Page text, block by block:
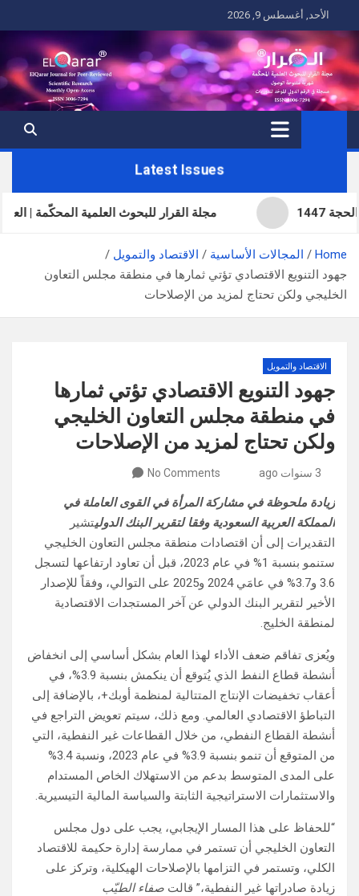
to
content
الأحد, أغسطس 9, 2026
Latest Issues
مجلة القرار للبحوث العلمية المحكّمة | العدد
Home المجالات الأساسية
الاقتصاد والتمويل
جهود التنويع الاقتصادي تؤتي ثمارها في منطقة مجلس التعاون
الخليجي ولكن تحتاج لمزيد من الإصلاحات
الاقتصاد والتمويل
جهود التنويع الاقتصادي تؤتي ثمارها
في منطقة مجلس التعاون الخليجي
ولكن تحتاج لمزيد من الإصلاحات
3 سنوات ago No Comments
زيادة ملحوظة في مشاركة المرأة في القوى العاملة في
المملكة العربية السعودية وفقا لتقرير البنك الدوليتشير
التقديرات إلى أن اقتصادات منطقة مجلس التعاون الخليجي
ستنمو بنسبة 1% في عام 2023، قبل أن تعاود ارتفاعها لتسجل
3.6 و3.7% في عامَي 2024 و2025 على التوالي، وفقاً للإصدار
الأخير لتقرير البنك الدولي عن آخر المستجدات الاقتصادية
لمنطقة الخليج.
ويُعزى تفاقم ضعف الأداء لهذا العام بشكل أساسي إلى انخفاض
أنشطة قطاع النفط الذي يُتوقع أن ينكمش بنسبة 3.9%، في
أعقاب تخفيضات الإنتاج المتتالية لمنظمة أوبك+، بالإضافة إلى
التباطؤ الاقتصادي العالمي. ومع ذلك، سيتم تعويض التراجع في
أنشطة القطاع النفطي، من خلال القطاعات غير النفطية، التي
من المتوقع أن تنمو بنسبة 3.9% في عام 2023، ونسبة 3.4%
على المدى المتوسط بدعم من الاستهلاك الخاص المستدام
والاستثمارات الاستراتيجية الثابتة والسياسة المالية التيسيرية.
“للحفاظ على هذا المسار الإيجابي، يجب على دول مجلس
التعاون الخليجي أن تستمر في ممارسة إدارة حكيمة للاقتصاد
الكلي، وتستمر في التزامها بالإصلاحات الهيكلية، وتركز على
زيادة صادراتها غير النفطية،” قالت صفاء الطيّب